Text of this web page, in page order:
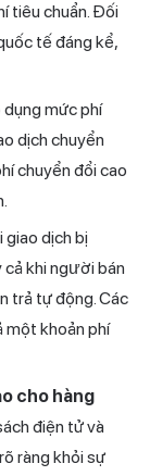
tiêu chuẩn. Đối
tế đáng kể,
mức phí
dịch chuyển
chuyển đổi cao
dịch bị
cả khi người bán
trả tự động. Các
một khoản phí
cho hàng
điện tử và
ràng khỏi sự